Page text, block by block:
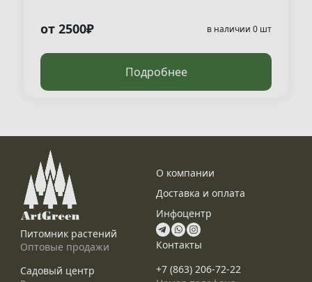
от 2500₽ в наличии 0 шт
Подробнее
Питомник растений
Оптовые продажи
Садовый центр
О компании
Доставка и оплата
Инфоцентр
Контакты
+7 (863) 206-72-22